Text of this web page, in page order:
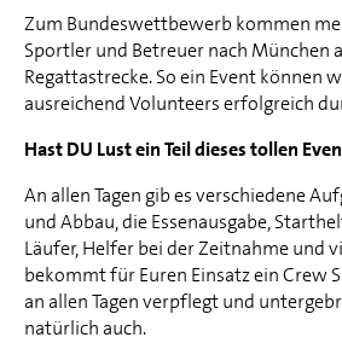
Zum Bundeswettbewerb kommen
Sportler und Betreuer nach München
Regattastrecke. So ein Event können
ausreichend Volunteers erfolgreich
Hast DU Lust ein Teil dieses tollen
An allen Tagen gib es verschiedene
und Abbau, die Essenausgabe,
Läufer, Helfer bei der Zeitnahme und
bekommt für Euren Einsatz ein Crew
an allen Tagen verpflegt und
natürlich auch.